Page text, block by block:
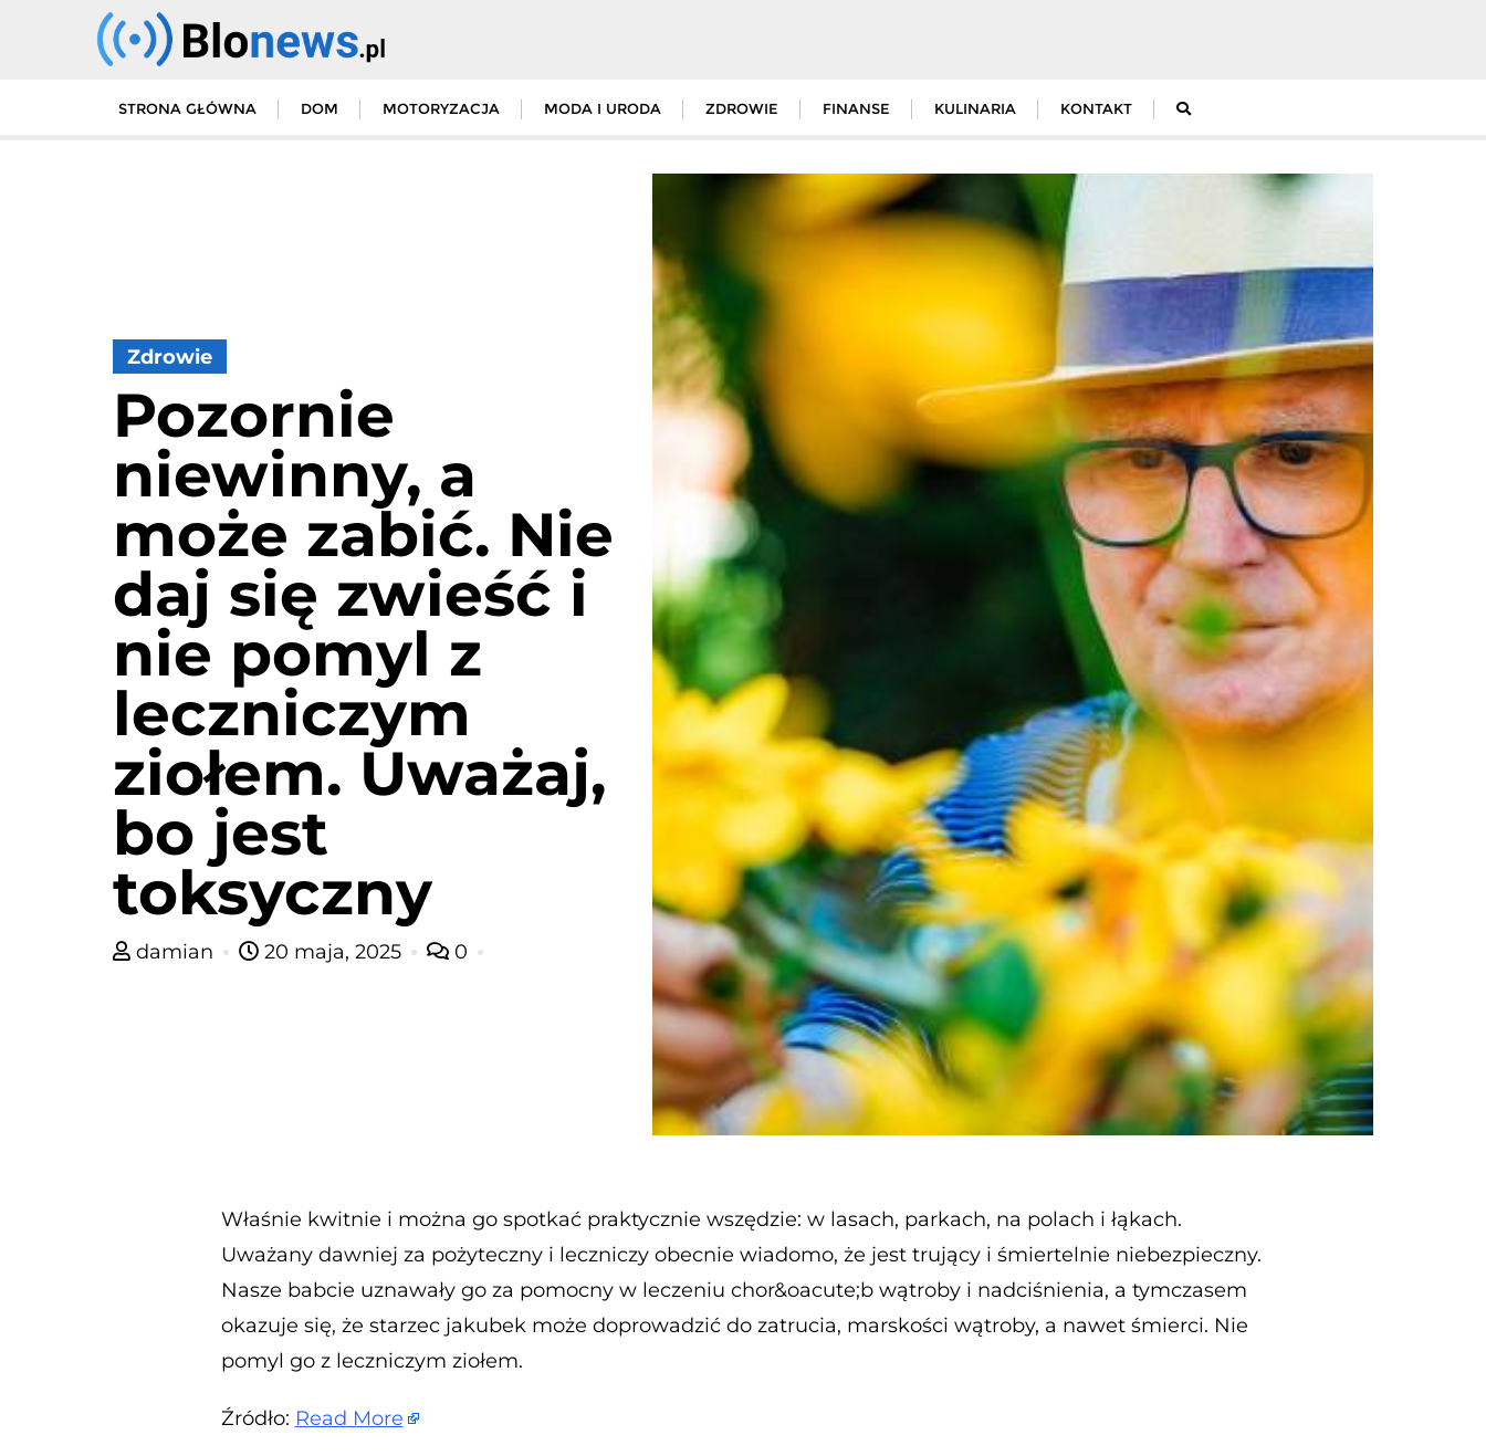
STRONA GŁÓWNA DOM MOTORYZACJA MODA I URODA ZDROWIE FINANSE KULINARIA KONTAKT
Zdrowie
Pozornie
niewinny, a
może zabić. Nie
daj się zwieść i
nie pomyl z
leczniczym
ziołem. Uważaj,
bo jest
toksyczny
damian 20 maja, 2025 0
Właśnie kwitnie i można go spotkać praktycznie wszędzie: w lasach, parkach, na polach i łąkach.
Uważany dawniej za pożyteczny i leczniczy obecnie wiadomo, że jest trujący i śmiertelnie niebezpieczny.
Nasze babcie uznawały go za pomocny w leczeniu chor&oacute;b wątroby i nadciśnienia, a tymczasem
okazuje się, że starzec jakubek może doprowadzić do zatrucia, marskości wątroby, a nawet śmierci. Nie
pomyl go z leczniczym ziołem.
Źródło: Read More